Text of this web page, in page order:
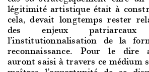
légitimité artistique était à
cela, devait longtemps rester
des enjeux
l’institutionnalisation de la
reconnaissance. Pour le dire
auront saisi à travers ce médium